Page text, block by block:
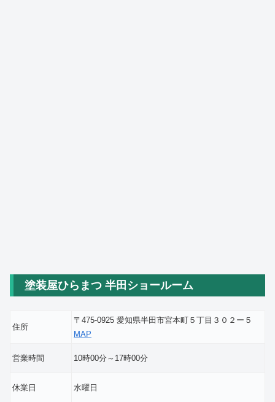
塗装屋ひらまつ 半田ショールーム
住所
〒475-0925 愛知県半田市宮本町５丁目３０２ー５
MAP
営業時間 10時00分～17時00分
休業日 水曜日